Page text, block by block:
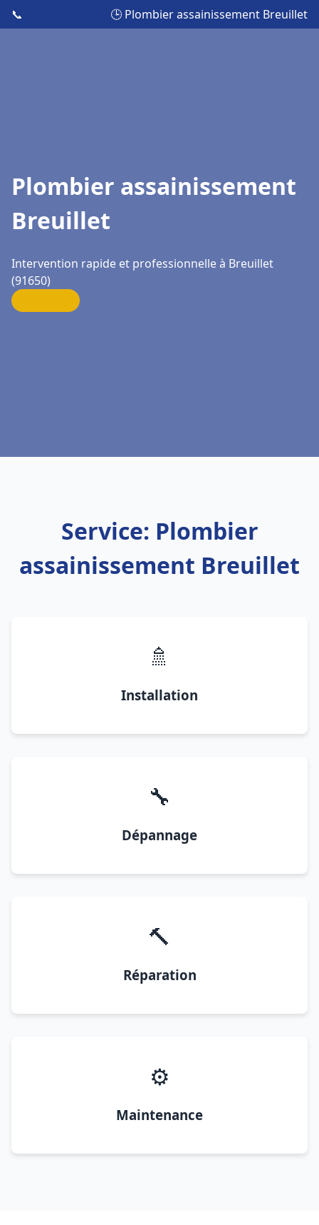
📞 🕒 Plombier assainissement Breuillet
Plombier assainissement
Breuillet
Intervention rapide et professionnelle à Breuillet
(91650)
Service: Plombier
assainissement Breuillet
🚿
Installation
🔧
Dépannage
🔨
Réparation
⚙️
Maintenance